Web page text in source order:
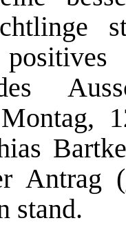
Antrag (
stand.